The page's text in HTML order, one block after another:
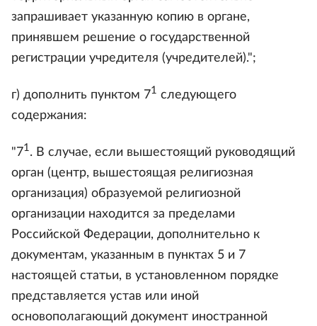
запрашивает указанную копию в органе,
принявшем решение о государственной
регистрации учредителя (учредителей).";
г) дополнить пунктом 71 следующего
содержания:
"71. В случае, если вышестоящий руководящий
орган (центр, вышестоящая религиозная
организация) образуемой религиозной
организации находится за пределами
Российской Федерации, дополнительно к
документам, указанным в пунктах 5 и 7
настоящей статьи, в установленном порядке
представляется устав или иной
основополагающий документ иностранной